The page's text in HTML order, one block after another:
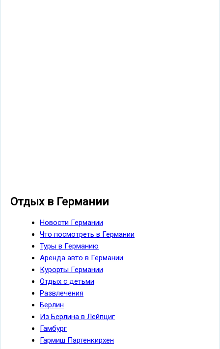
Отдых в Германии
Новости Германии
Что посмотреть в Германии
Туры в Германию
Аренда авто в Германии
Курорты Германии
Отдых c детьми
Развлечения
Берлин
Из Берлина в Лейпциг
Гамбург
Гармиш Партенкирхен